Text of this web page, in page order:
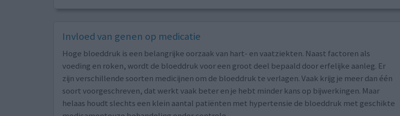
Invloed van genen op medicatie
Hoge bloeddruk is een belangrijke oorzaak van hart- en vaatziekten. Naast factoren als
voeding en roken, wordt de bloeddruk voor een groot deel bepaald door erfelijke aanleg. Er
zijn verschillende soorten medicijnen om de bloeddruk te verlagen. Vaak krijg je meer dan één
soort voorgeschreven, dat werkt vaak beter en je hebt minder kans op bijwerkingen. Maar
helaas houdt slechts een klein aantal patiënten met hypertensie de bloeddruk met geschikte